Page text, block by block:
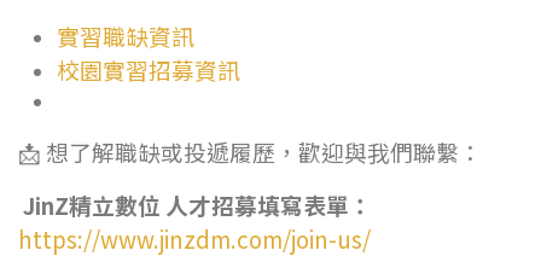
實習職缺資訊
校園實習招募資訊
📩 想了解職缺或投遞履歷，歡迎與我們聯繫：
JinZ精立數位 人才招募填寫表單：
https://www.jinzdm.com/join-us/